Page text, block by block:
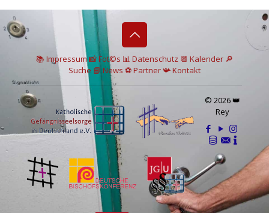
📚 Impressum📸Fot©s 📊 Datenschutz 📆 Kalender 🔎
Suche 📘 News ⚽Partner📯Kontakt
© 2026 👑
Rey